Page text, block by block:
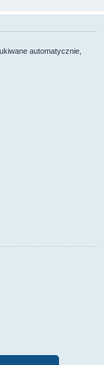
automatycznie,